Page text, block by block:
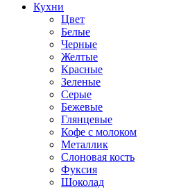
Кухни
Цвет
Белые
Черные
Желтые
Красные
Зеленые
Серые
Бежевые
Глянцевые
Кофе с молоком
Металлик
Слоновая кость
Фуксия
Шоколад